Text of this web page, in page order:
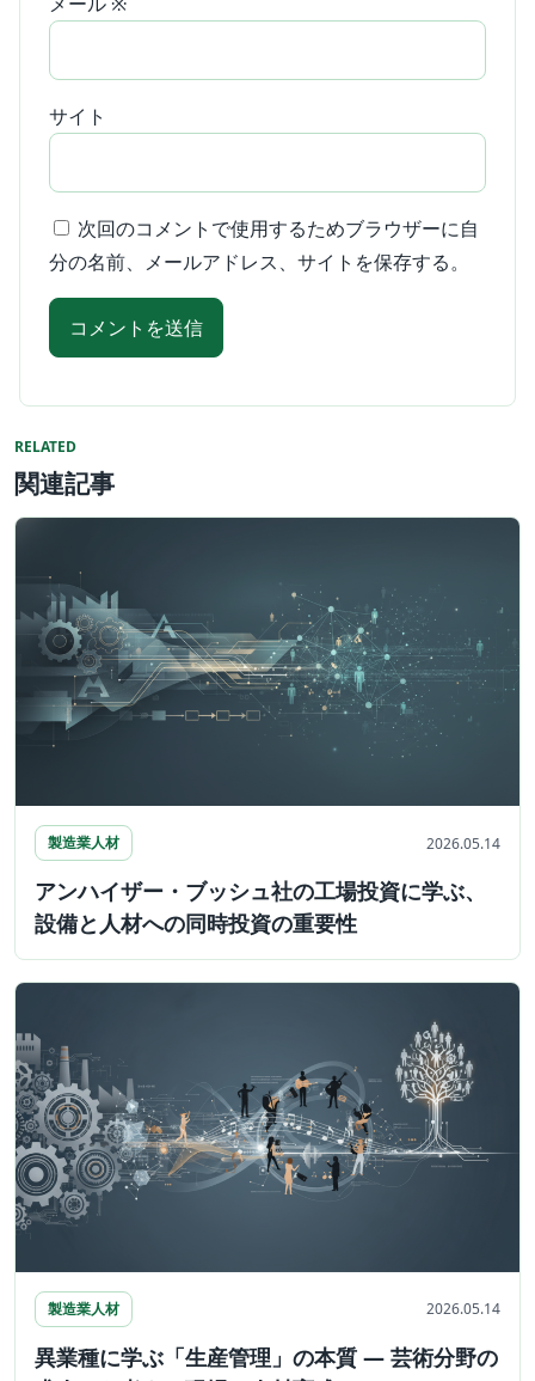
サイト
次回のコメントで使用するためブラウザーに自
分の名前、メールアドレス、サイトを保存する。
RELATED
関連記事
製造業人材 2026.05.14
アンハイザー・ブッシュ社の工場投資に学ぶ、
設備と人材への同時投資の重要性
製造業人材 2026.05.14
異業種に学ぶ「生産管理」の本質 ― 芸術分野の